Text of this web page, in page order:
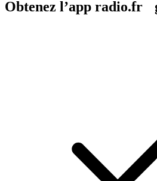
Obtenez l’app radio.fr